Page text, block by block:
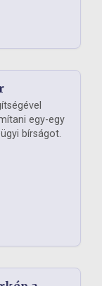
egy-egy
bírságot.